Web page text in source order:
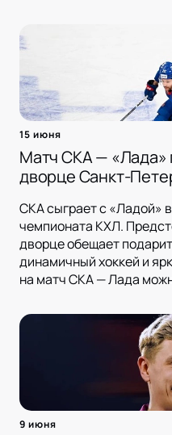
15 июня
Матч СКА — «Лада»
дворце Санкт-
СКА сыграет с «Ладой»
чемпионата КХЛ.
дворце обещает
динамичный хоккей и
на матч СКА — Лада
9 июня